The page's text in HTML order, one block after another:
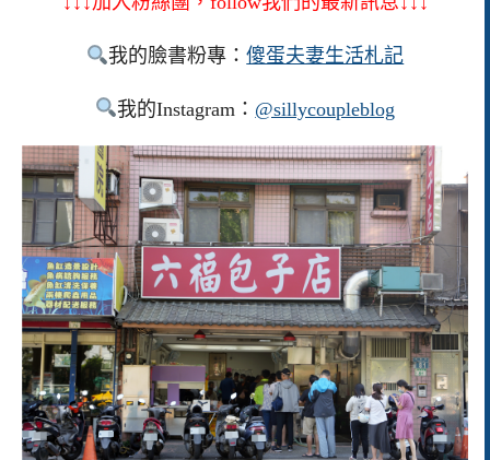
我的臉書粉專：傻蛋夫妻生活札記
我的Instagram： @sillycoupleblog